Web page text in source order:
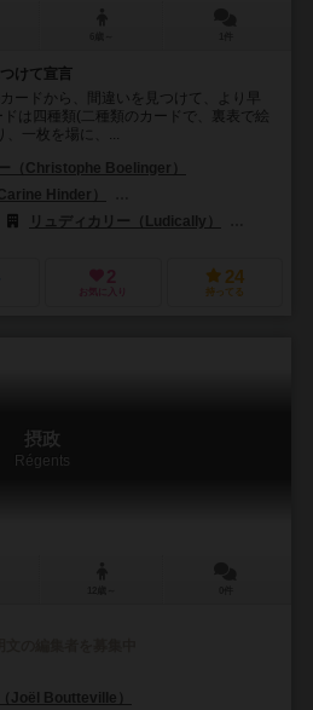
けて宣言
ードから、間違いを見つけて、より早
は四種類(二種類のカードで、裏表で絵
、一枚を場に、...
（Christophe Boelinger）
Hinder）
リュディカリー（Ludically）
2
お気に入り
24
持ってる
摂政
Régents
Joël Boutteville）